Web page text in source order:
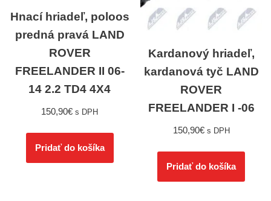
Hnací hriadeľ, poloos
predná pravá LAND
ROVER
FREELANDER II 06-
14 2.2 TD4 4X4
150,90€ s DPH
Pridať do košíka
Kardanový hriadeľ,
kardanová tyč LAND
ROVER
FREELANDER I -06
150,90€ s DPH
Pridať do košíka